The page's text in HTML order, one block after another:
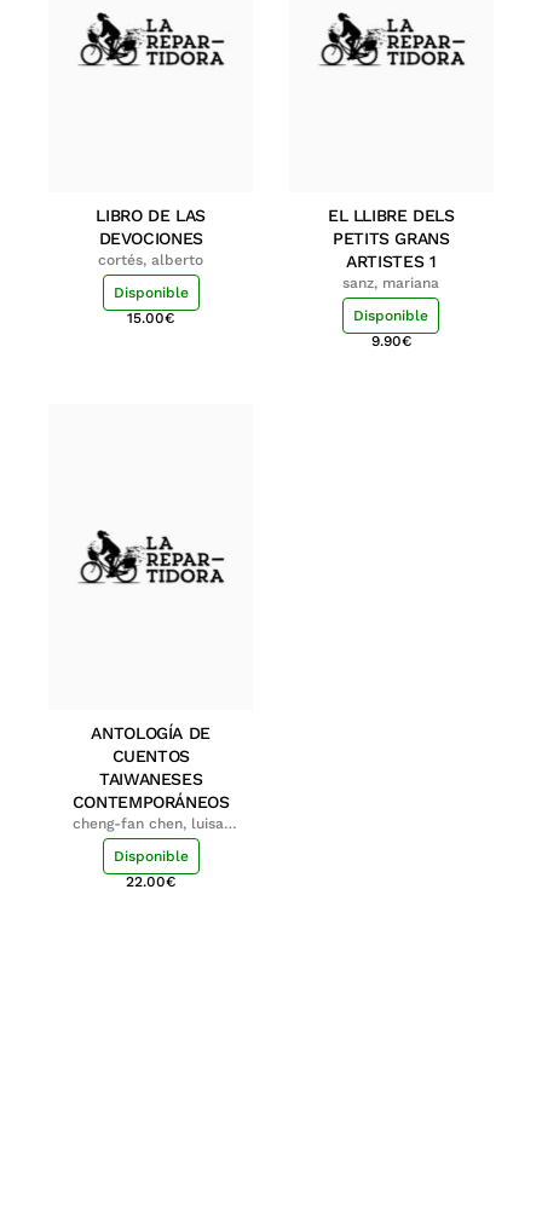
LIBRO DE LAS
DEVOCIONES
cortés, alberto
Disponible
15.00€
EL LLIBRE DELS
PETITS GRANS
ARTISTES 1
sanz, mariana
Disponible
9.90€
ANTOLOGÍA DE
CUENTOS
TAIWANESES
CONTEMPORÁNEOS
cheng-fan chen, luisa;
shu-ying chang, luisa
Disponible
22.00€